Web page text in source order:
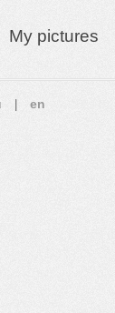
My pictures
en